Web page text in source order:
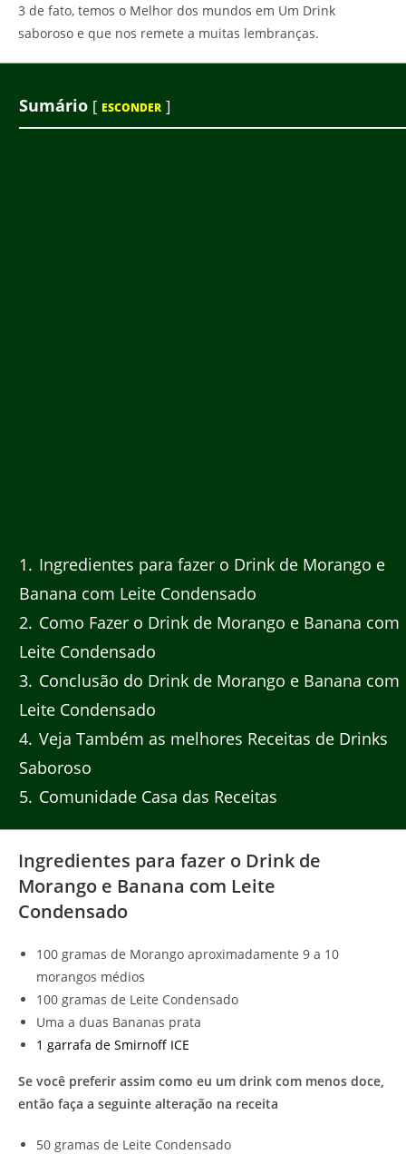
3 de fato, temos o Melhor dos mundos em Um Drink
saboroso e que nos remete a muitas lembranças.
Sumário [ ESCONDER ]
1
Ingredientes para fazer o Drink de Morango e
Banana com Leite Condensado
2 Como Fazer o Drink de Morango e Banana com
Leite Condensado
3 Conclusão do Drink de Morango e Banana com
Leite Condensado
4 Veja Também as melhores Receitas de Drinks
Saboroso
5 Comunidade Casa das Receitas
Ingredientes para fazer o Drink de
Morango e Banana com Leite
Condensado
100 gramas de Morango aproximadamente 9 a 10
morangos médios
100 gramas de Leite Condensado
Uma a duas Bananas prata
1 garrafa de Smirnoff ICE
Se você preferir assim como eu um drink com menos doce,
então faça a seguinte alteração na receita
50 gramas de Leite Condensado